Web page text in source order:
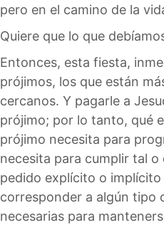
pero en el camino de la
Quiere que lo que
Entonces, esta fiesta,
prójimos, los que están
cercanos. Y pagarle a
prójimo; por lo tanto, qué
prójimo necesita para
necesita para cumplir tal o
pedido explícito o
corresponder a algún tipo
necesarias para